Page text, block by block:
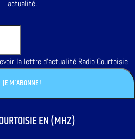
actualité.
la lettre d'actualité Radio Courtoisie
EN (MHZ)